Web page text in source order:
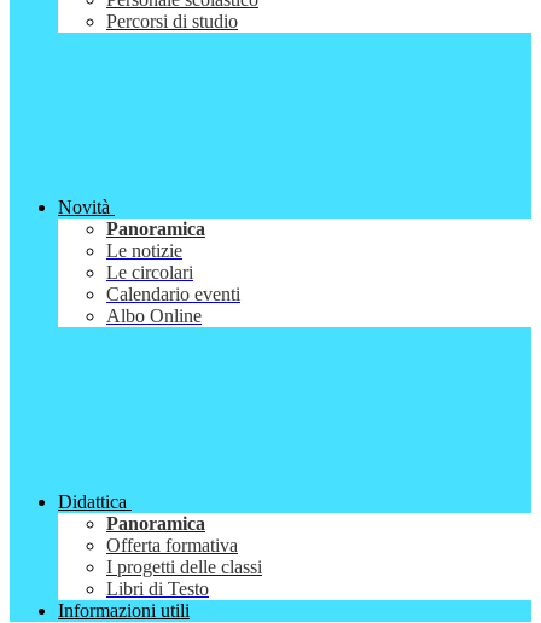
Percorsi di studio
Novità
Panoramica
Le notizie
Le circolari
Calendario eventi
Albo Online
Didattica
Panoramica
Offerta formativa
I progetti delle classi
Libri di Testo
Informazioni utili